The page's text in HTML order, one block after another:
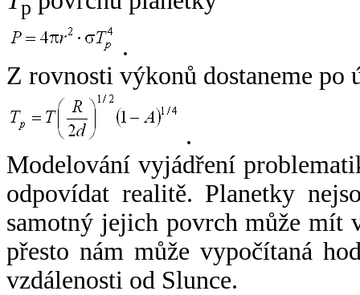
p
.
Z rovnosti výkonů dostaneme po
.
Modelování vyjádření
odpovídat realitě. Planetky
samotný jejich povrch může mít
přesto nám může vypočítaná
vzdálenosti od Slunce.